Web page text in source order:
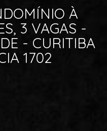
À
3 VAGAS -
- CURITIBA
1702